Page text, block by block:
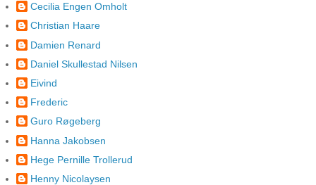
Cecilia Engen Omholt
Christian Haare
Damien Renard
Daniel Skullestad Nilsen
Eivind
Frederic
Guro Røgeberg
Hanna Jakobsen
Hege Pernille Trollerud
Henny Nicolaysen